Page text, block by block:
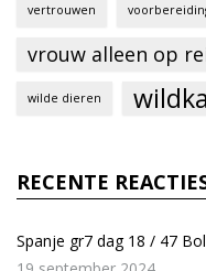
vertrouwen
vrouw alleen op
wilde dieren
RECENTE
Spanje gr7 dag 18 / 47